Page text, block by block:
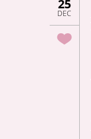
25
DEC